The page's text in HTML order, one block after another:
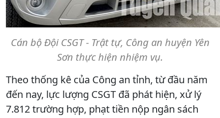
Cán bộ Đội CSGT - Trật tự, Công an huyện Yên
Sơn thực hiện nhiệm vụ.
Theo thống kê của Công an tỉnh, từ đầu năm
đến nay, lực lượng CSGT đã phát hiện, xử lý
7.812 trường hợp, phạt tiền nộp ngân sách